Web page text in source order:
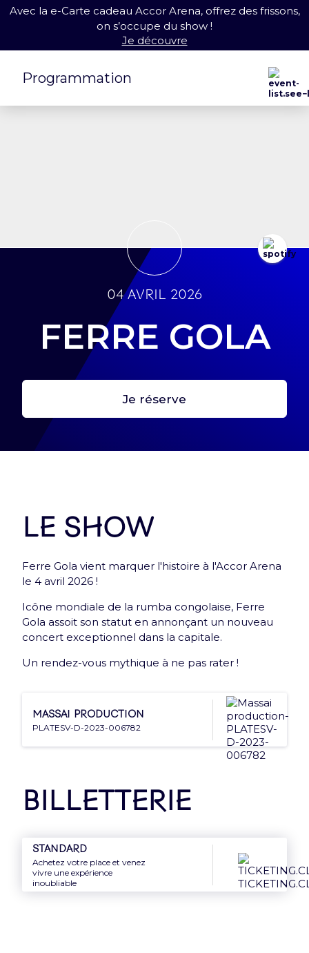
Première étape : crée ton profil
Me connecter
Nouveauté : e-Carte cadeau
Offrez le meilleur de l'Accor Arena à vos proches
grâce à la e-Carte cadeau
Découvrir
Inscrivez-vous et recevez une fois par mois une
Arena news qui a tout d’essentiel !
Avec la e-Carte cadeau Accor Arena, offrez des frissons,
on s’occupe du show !
Je découvre
Programmation
04 avril 2026
FERRE GOLA
Je réserve
Le show
Ferre Gola vient marquer l'histoire à l'Accor Arena
le 4 avril 2026 !
Icône mondiale de la rumba congolaise, Ferre
Gola assoit son statut en annonçant un nouveau
concert exceptionnel dans la capitale.
Un rendez-vous mythique à ne pas rater !
Massai production
PLATESV-D-2023-006782
Billetterie
Standard
Achetez votre place et venez
vivre une expérience
inoubliable